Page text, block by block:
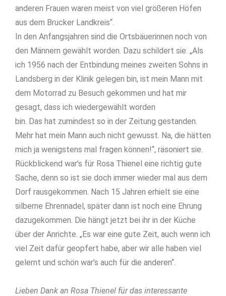
anderen Frauen waren meist von viel größeren Höfen
aus dem Brucker Landkreis“.
In den Anfangsjahren sind die Ortsbäuerinnen noch von
den Männern gewählt worden. Dazu schildert sie: „Als
ich 1956 nach der Entbindung meines zweiten Sohns in
Landsberg in der Klinik gelegen bin, ist mein Mann mit
dem Motorrad zu Besuch gekommen und hat mir
gesagt, dass ich wiedergewählt worden
bin. Das hat zumindest so in der Zeitung gestanden.
Mehr hat mein Mann auch nicht gewusst. Na, die hätten
mich ja wenigstens mal fragen können!“, räsoniert sie.
Rückblickend war’s für Rosa Thienel eine richtig gute
Sache, denn so ist sie doch immer wieder mal aus dem
Dorf rausgekommen. Nach 15 Jahren erhielt sie eine
silberne Ehrennadel, später dann ist noch eine Ehrung
dazugekommen. Die hängt jetzt bei ihr in der Küche
über der Anrichte. „Es war eine gute Zeit, auch wenn ich
viel Zeit dafür geopfert habe, aber wir alle haben viel
gelernt und schön war’s auch für die anderen“.
Lieben Dank an Rosa Thienel für das interessante